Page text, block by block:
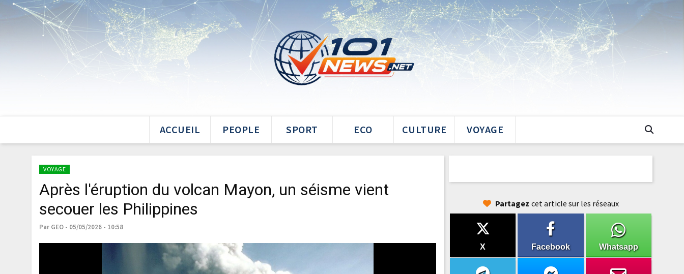
ACCUEIL PEOPLE SPORT ECO CULTURE VOYAGE
VOYAGE
Après l'éruption du volcan Mayon, un séisme vient
secouer les Philippines
Par GEO - 05/05/2026 - 10:58
Partagez cet article sur les réseaux
X Facebook Whatsapp